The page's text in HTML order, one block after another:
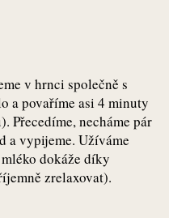
v hrnci společně s
a povaříme asi 4 minuty
Přecedíme, necháme pár
a vypijeme. Užíváme
dokáže díky
zrelaxovat).